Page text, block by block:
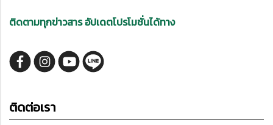
ติดตามทุกข่าวสาร อัปเดตโปรโมชั่นได้ทาง
ติดต่อเรา